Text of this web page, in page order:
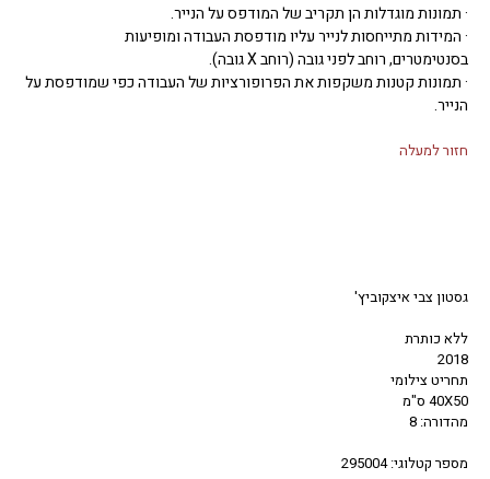
· תמונות מוגדלות הן תקריב של המודפס על הנייר.
· המידות מתייחסות לנייר עליו מודפסת העבודה ומופיעות
בסנטימטרים, רוחב לפני גובה (רוחב X גובה).
· תמונות קטנות משקפות את הפרופורציות של העבודה כפי שמודפסת על
הנייר.
חזור למעלה
גסטון צבי איצקוביץ'
ללא כותרת
2018
תחריט צילומי
40X50 ס"מ
מהדורה: 8
מספר קטלוגי: 295004